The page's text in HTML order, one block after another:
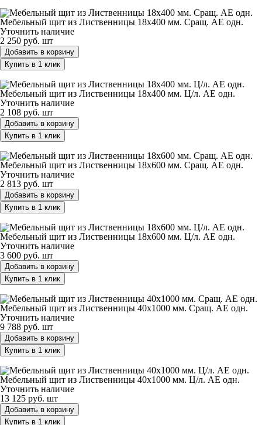
Мебельный щит из Лиственницы 18х400 мм. Cращ. AЕ одн.
Уточнить наличие
2 250 руб. шт
Добавить в корзину
Купить в 1 клик
Мебельный щит из Лиственницы 18х400 мм. Ц/л. AЕ одн.
Уточнить наличие
2 108 руб. шт
Добавить в корзину
Купить в 1 клик
Мебельный щит из Лиственницы 18х600 мм. Cращ. AЕ одн.
Уточнить наличие
2 813 руб. шт
Добавить в корзину
Купить в 1 клик
Мебельный щит из Лиственницы 18х600 мм. Ц/л. AЕ одн.
Уточнить наличие
3 600 руб. шт
Добавить в корзину
Купить в 1 клик
Мебельный щит из Лиственницы 40х1000 мм. Cращ. AЕ одн.
Уточнить наличие
9 788 руб. шт
Добавить в корзину
Купить в 1 клик
Мебельный щит из Лиственницы 40х1000 мм. Ц/л. AЕ одн.
Уточнить наличие
13 125 руб. шт
Добавить в корзину
Купить в 1 клик